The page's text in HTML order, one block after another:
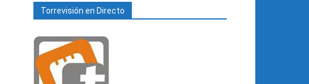
Torrevisión en Directo